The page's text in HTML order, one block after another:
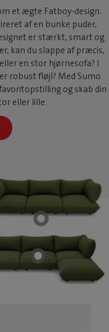
et ægte Fatboy-design.
af en bunke puder,
er stærkt, smart og
kan du slappe af præcis,
en stor hjørnesofa? I
robust fløjl? Med Sumo
og skab din
eller lille.